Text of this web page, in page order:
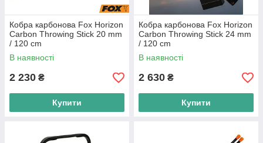
Кобра карбонова Fox Horizon
Carbon Throwing Stick 20 mm
/ 120 cm
В наявності
2 230 ₴
Купити
Кобра карбонова Fox Horizon
Carbon Throwing Stick 24 mm
/ 120 cm
В наявності
2 630 ₴
Купити